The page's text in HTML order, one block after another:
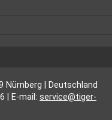
Nürnberg | Deutschland
| E-mail: service@tiger-